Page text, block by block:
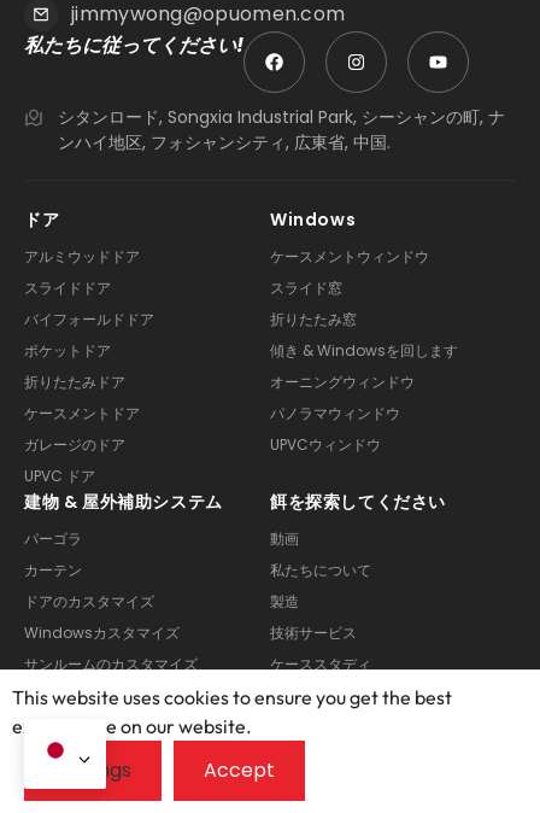
jimmywong@opuomen.com
私たちに従ってください!
シタンロード, Songxia Industrial Park, シーシャンの町, ナ
ンハイ地区, フォシャンシティ, 広東省, 中国.
ドア
アルミウッドドア
スライドドア
バイフォールドドア
ポケットドア
折りたたみドア
ケースメントドア
ガレージのドア
UPVC ドア
Windows
ケースメントウィンドウ
スライド窓
折りたたみ窓
傾き & Windowsを回します
オーニングウィンドウ
パノラマウィンドウ
UPVCウィンドウ
建物 & 屋外補助システム
パーゴラ
カーテン
ドアのカスタマイズ
Windowsカスタマイズ
サンルームのカスタマイズ
餌を探索してください
動画
私たちについて
製造
技術サービス
ケーススタディ
よくある質問
This website uses cookies to ensure you get the best
exprerience on our website.